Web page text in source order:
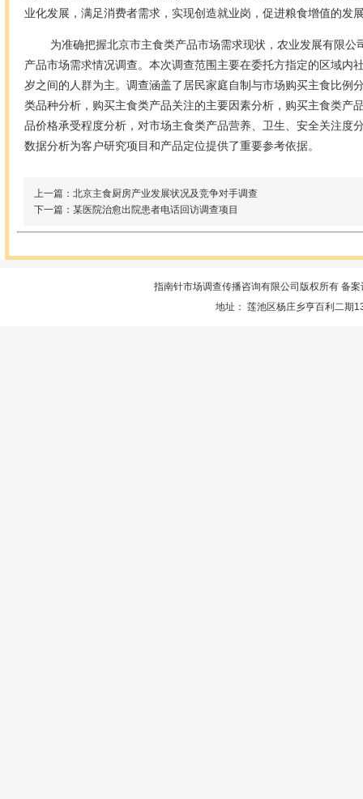
业化发展，满足消费者需求，实现创造就业岗，促进粮食增值的发
为准确把握北京市主食类产品市场需求现状，农业发展有限公
产品市场需求情况调查。本次调查范围主要在委托方指定的区域内
岁之间的人群为主。调查涵盖了居民家庭自制与市场购买主食比例
类品种分析，购买主食类产品关注的主要因素分析，购买主食类产
品价格承受程度分析，对市场主食类产品营养、卫生、安全关注度
数据分析为客户研究项目和产品定位提供了重要参考依据。
上一篇：北京主食厨房产业发展状况及竞争对手调查
下一篇：某医院治愈出院患者电话回访调查项目
指南针市场调查传播咨询有限公司版权所有 备案
地址： 莲池区杨庄乡亨百利二